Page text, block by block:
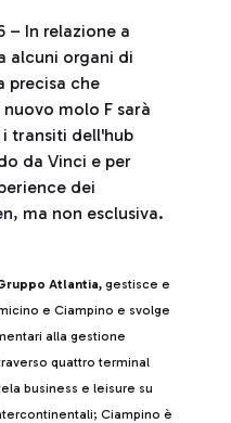
– In relazione a
alcuni organi di
precisa che
molo F sarà
transiti dell'hub
da Vinci e per
dei
ma non esclusiva.
Atlantia, gestisce e
e Ciampino e svolge
alla gestione
quattro terminal
business e leisure su
Ciampino è